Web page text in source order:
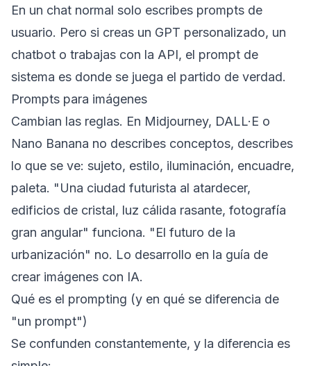
En un chat normal solo escribes prompts de
usuario. Pero si creas un GPT personalizado, un
chatbot o trabajas con la API, el prompt de
sistema es donde se juega el partido de verdad.
Prompts para imágenes
Cambian las reglas. En Midjourney, DALL·E o
Nano Banana no describes conceptos, describes
lo que se ve: sujeto, estilo, iluminación, encuadre,
paleta. "Una ciudad futurista al atardecer,
edificios de cristal, luz cálida rasante, fotografía
gran angular" funciona. "El futuro de la
urbanización" no. Lo desarrollo en la guía de
crear imágenes con IA.
Qué es el prompting (y en qué se diferencia de
"un prompt")
Se confunden constantemente, y la diferencia es